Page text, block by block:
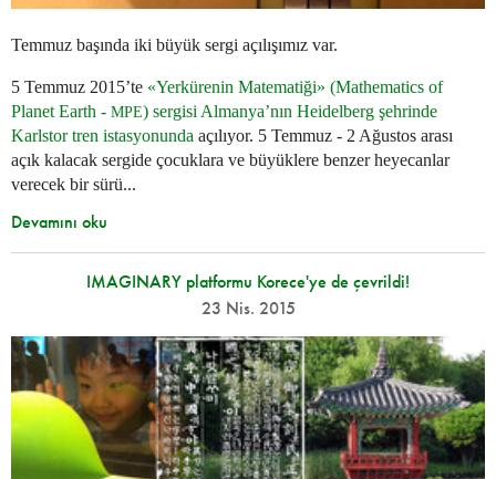
Temmuz başında iki büyük sergi açılışımız var.
5 Temmuz 2015’te «Yerkürenin Matematiği» (Mathematics of
Planet Earth - MPE) sergisi Almanya’nın Heidelberg şehrinde
Karlstor tren istasyonunda açılıyor. 5 Temmuz - 2 Ağustos arası
açık kalacak sergide çocuklara ve büyüklere benzer heyecanlar
verecek bir sürü...
Devamını oku
IMAGINARY platformu Korece'ye de çevrildi!
23 Nis. 2015